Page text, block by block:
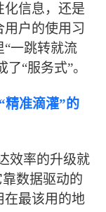
化信息，还是
户的使用习
一跳转就流
“服务式”。
精准滴灌”的
效率的升级就
数据驱动的
在最该用的地